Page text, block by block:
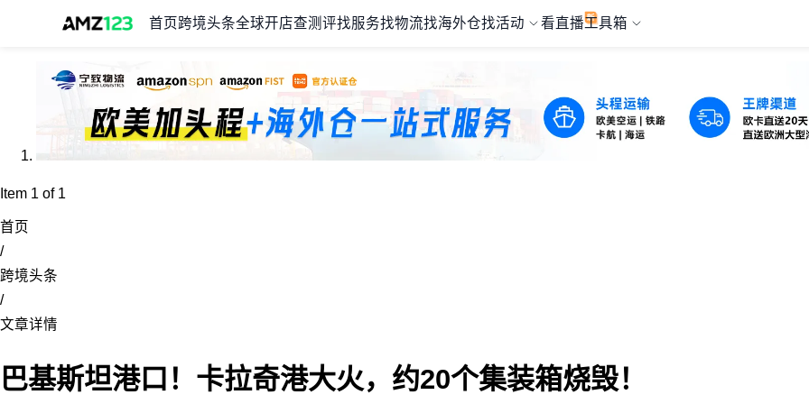
首页 跨境头条全球开店查测评找服务找物流找海外仓找活动 看直播工具箱
Item 1 of 1
首页
/
跨境头条
/
文章详情
巴基斯坦港口！卡拉奇港大火，约20个集装箱烧毁！